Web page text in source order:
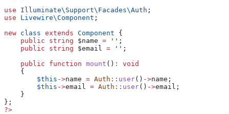
use Illuminate\Support\Facades\Auth ;
use Livewire\Component ;
new class extends Component {
    public
string $name = '' ;
    public
string $email = '' ;
    public
function mount () :
void
    {
        $this
->name = Auth :: user() ->name ;
        $this
->email = Auth :: user() ->email ;
    }
};
?>